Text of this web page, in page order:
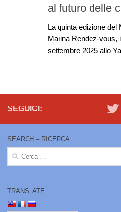
al futuro delle
La quinta edizione del
Marina Rendez-vous,
settembre 2025 allo
SEGUICI:
SEARCH – RICERCA
Ricerca
TRANSLATE: